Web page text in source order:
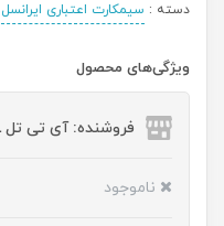
دسته : سیمکارت اعتباری ایرانسل
ویژگی‌های محصول
فروشنده: آی تی تل I.T.TEL
ناموجود